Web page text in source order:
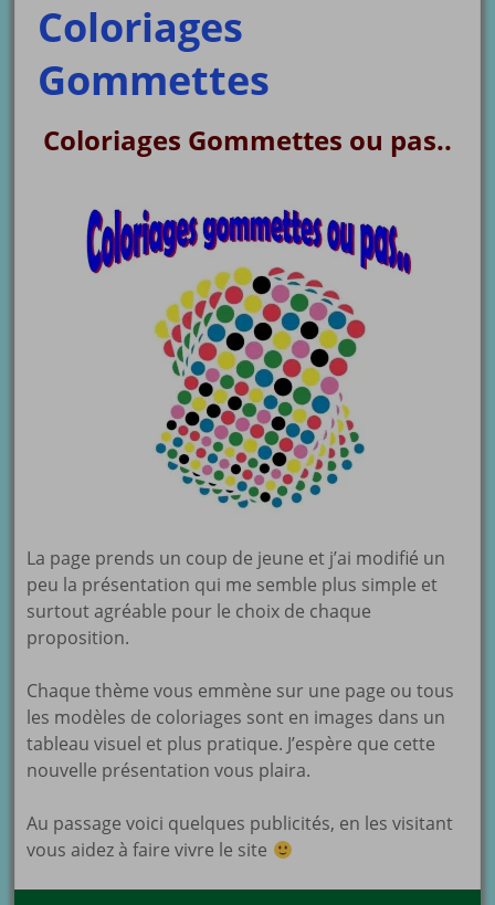
Coloriages
Gommettes
Coloriages Gommettes ou pas..
La page prends un coup de jeune et j’ai modifié un
peu la présentation qui me semble plus simple et
surtout agréable pour le choix de chaque
proposition.
Chaque thème vous emmène sur une page ou tous
les modèles de coloriages sont en images dans un
tableau visuel et plus pratique. J’espère que cette
nouvelle présentation vous plaira.
Au passage voici quelques publicités, en les visitant
vous aidez à faire vivre le site